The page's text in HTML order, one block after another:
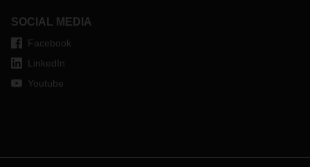
SOCIAL MEDIA
Facebook
LinkedIn
Youtube